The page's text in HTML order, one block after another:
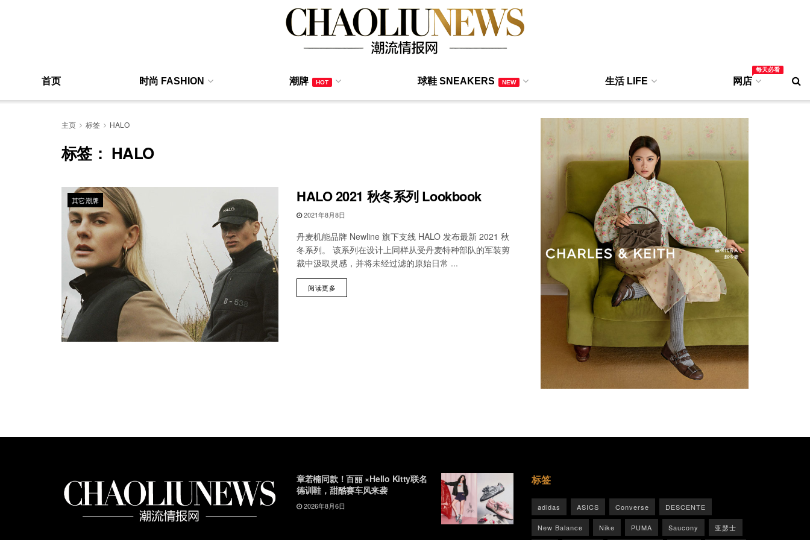
首页 时尚 FASHION 潮牌 HOT 球鞋 SNEAKERS NEW 生活 LIFE 网店
每天必看
主页 标签 HALO
标签： HALO
其它潮牌 HALO 2021 秋冬系列 Lookbook
2021年8月8日
丹麦机能品牌 Newline 旗下支线 HALO 发布最新 2021 秋
冬系列。 该系列在设计上同样从受丹麦特种部队的军装剪
裁中汲取灵感，并将未经过滤的原始日常 ...
阅读更多
章若楠同款！百丽 ×Hello Kitty联名
德训鞋，甜酷赛车风来袭
2026年8月6日
标签
adidas ASICS Converse DESCENTE
New Balance Nike PUMA Saucony 亚瑟士